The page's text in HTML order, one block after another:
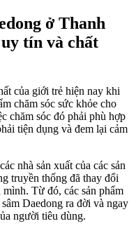
ở Thanh
tín và chất
của giới trẻ hiện nay khi
chăm sóc sức khỏe cho
chăm sóc đó phải phù hợp
tiện dụng và đem lại cảm
nhà sản xuất của các sản
truyền thống đã thay đổi
Từ đó, các sản phẩm
Daedong ra đời và ngay
người tiêu dùng.